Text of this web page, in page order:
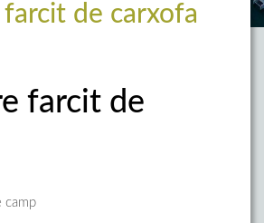
farcit de carxofa
farcit de
camp